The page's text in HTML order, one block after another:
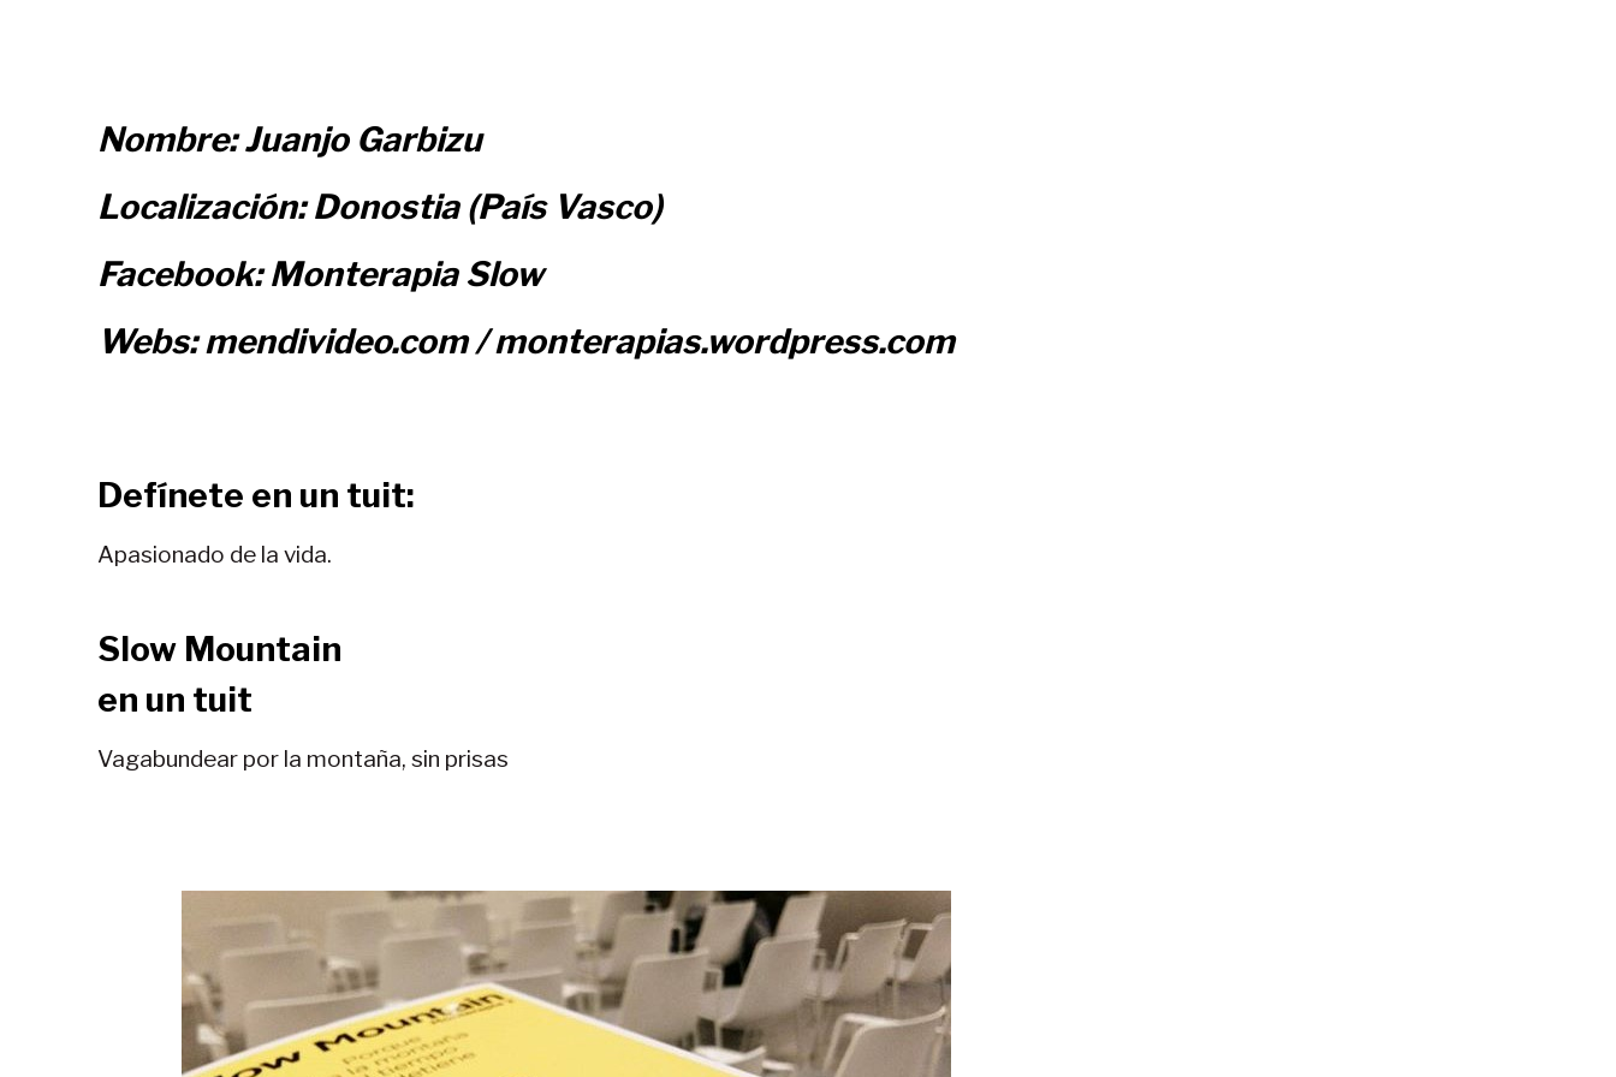
Nombre: Juanjo Garbizu
Localización: Donostia (País Vasco)
Facebook: Monterapia Slow
Webs: mendivideo.com / monterapias.wordpress.com
Defínete en un tuit:
Apasionado de la vida.
Slow Mountain
en un tuit
Vagabundear por la montaña, sin prisas